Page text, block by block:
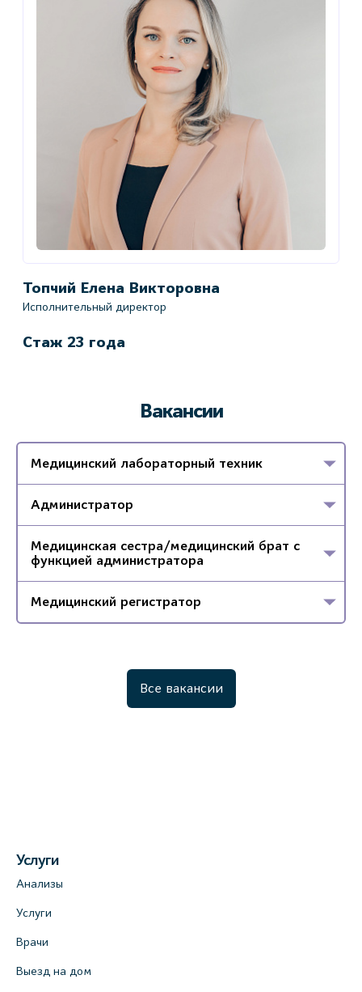
Топчий Елена Викторовна
Исполнительный директор
Стаж 23 года
Вакансии
Медицинский лабораторный техник
Администратор
Медицинская сестра/медицинский брат с
функцией администратора
Медицинский регистратор
Все вакансии
Услуги
Анализы
Услуги
Врачи
Выезд на дом